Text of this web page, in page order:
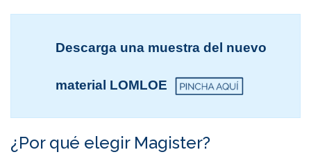
Descarga una muestra del nuevo
material LOMLOE
¿Por qué elegir Magister?